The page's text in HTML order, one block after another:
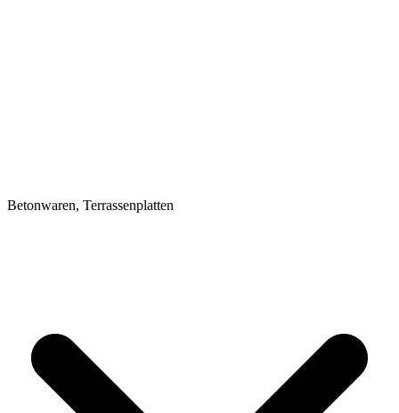
Betonwaren, Terrassenplatten